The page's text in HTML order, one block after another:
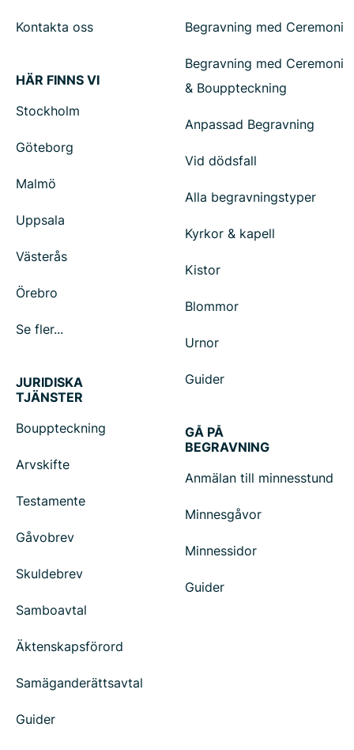
Kontakta oss
HÄR FINNS VI
Stockholm
Göteborg
Malmö
Uppsala
Västerås
Örebro
Se fler...
Begravning med Ceremoni
Begravning med Ceremoni
& Bouppteckning
Anpassad Begravning
Vid dödsfall
Alla begravningstyper
Kyrkor & kapell
Kistor
Blommor
Urnor
Guider
JURIDISKA
TJÄNSTER
Bouppteckning
Arvskifte
Testamente
Gåvobrev
Skuldebrev
Samboavtal
Äktenskapsförord
Samäganderättsavtal
Guider
GÅ PÅ
BEGRAVNING
Anmälan till minnesstund
Minnesgåvor
Minnessidor
Guider